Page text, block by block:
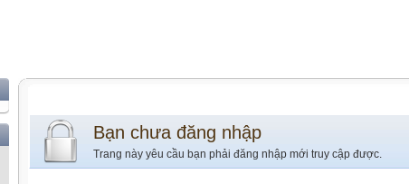
Bạn chưa đăng nhập
Trang này yêu cầu bạn phải đăng nhập mới truy cập được.